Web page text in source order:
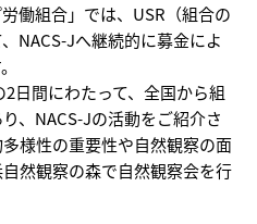
働組合」では、USR（組合の
NACS-Jへ継続的に募金によ
日間にわたって、全国から組
、NACS-Jの活動をご紹介さ
様性の重要性や自然観察の面
然観察の森で自然観察会を行